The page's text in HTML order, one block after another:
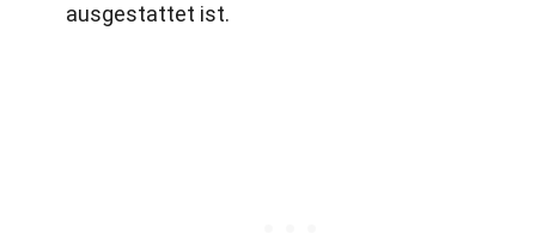
ausgestattet ist.